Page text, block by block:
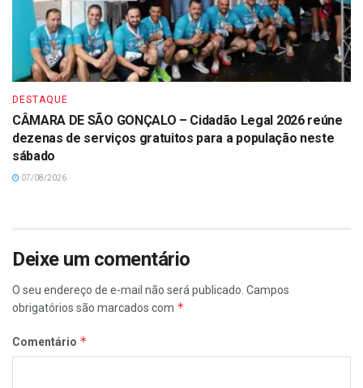
DESTAQUE
CÂMARA DE SÃO GONÇALO – Cidadão Legal 2026 reúne
dezenas de serviços gratuitos para a população neste
sábado
07/08/2026
Deixe um comentário
O seu endereço de e-mail não será publicado. Campos
obrigatórios são marcados com *
Comentário *